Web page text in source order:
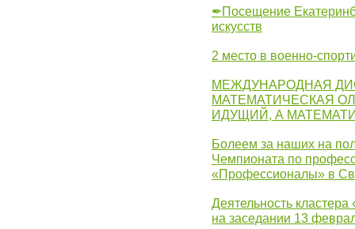
✒Посещение
искусств
2 место в военно-
МЕЖДУНАРОДНАЯ
МАТЕМАТИЧЕСКАЯ
ИДУЩИЙ, А
Болеем за наших на
Чемпионата по
«Профессионалы» в
Деятельность
на заседании 13